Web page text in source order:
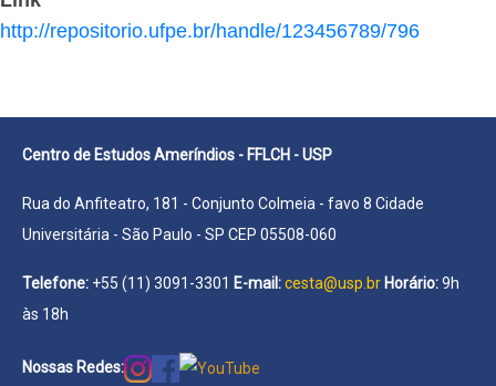
http://repositorio.ufpe.br/handle/123456789/796
Centro de Estudos Ameríndios - FFLCH - USP
Rua do Anfiteatro, 181 - Conjunto Colmeia - favo 8 Cidade
Universitária - São Paulo - SP CEP 05508-060
Telefone: +55 (11) 3091-3301 E-mail:cesta@usp.br Horário:9h
às 18h
Nossas Redes: